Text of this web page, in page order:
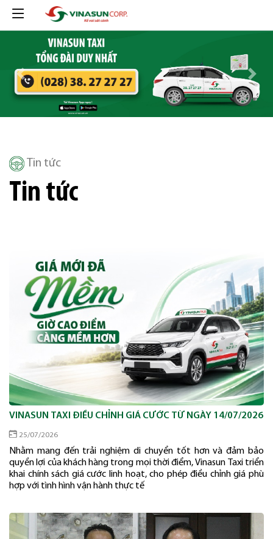
Previous Next
Tin tức
Tin tức
VINASUN TAXI ĐIỀU CHỈNH GIÁ CƯỚC TỪ NGÀY 14/07/2026
25/07/2026
Nhằm mang đến trải nghiệm di chuyển tốt hơn và đảm bảo
quyền lợi của khách hàng trong mọi thời điểm, Vinasun Taxi triển
khai chính sách giá cước linh hoạt, cho phép điều chỉnh giá phù
hợp với tình hình vận hành thực tế